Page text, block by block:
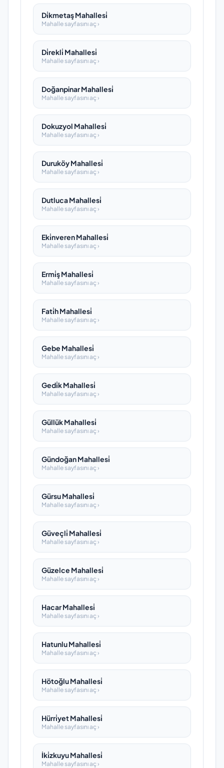
Di̇kmetaş Mahallesi̇
Mahalle sayfasını aç ›
Di̇rekli̇ Mahallesi̇
Mahalle sayfasını aç ›
Doğanpinar Mahallesi̇
Mahalle sayfasını aç ›
Dokuzyol Mahallesi̇
Mahalle sayfasını aç ›
Duruköy Mahallesi̇
Mahalle sayfasını aç ›
Dutluca Mahallesi̇
Mahalle sayfasını aç ›
Eki̇nveren Mahallesi̇
Mahalle sayfasını aç ›
Ermi̇ş Mahallesi̇
Mahalle sayfasını aç ›
Fati̇h Mahallesi̇
Mahalle sayfasını aç ›
Gebe Mahallesi̇
Mahalle sayfasını aç ›
Gedi̇k Mahallesi̇
Mahalle sayfasını aç ›
Güllük Mahallesi̇
Mahalle sayfasını aç ›
Gündoğan Mahallesi̇
Mahalle sayfasını aç ›
Gürsu Mahallesi̇
Mahalle sayfasını aç ›
Güveçli̇ Mahallesi̇
Mahalle sayfasını aç ›
Güzelce Mahallesi̇
Mahalle sayfasını aç ›
Hacar Mahallesi̇
Mahalle sayfasını aç ›
Hatunlu Mahallesi̇
Mahalle sayfasını aç ›
Hötoğlu Mahallesi̇
Mahalle sayfasını aç ›
Hürri̇yet Mahallesi̇
Mahalle sayfasını aç ›
İki̇zkuyu Mahallesi̇
Mahalle sayfasını aç ›